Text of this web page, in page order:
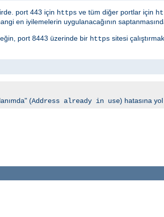
port 443 için https ve tüm diğer portlar için
en iyilemelerin uygulanacağının
port 8443 üzerinde bir https sitesi
(Address already in use) hatasına yol